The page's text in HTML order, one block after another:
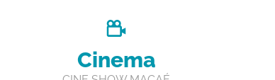
Cinema